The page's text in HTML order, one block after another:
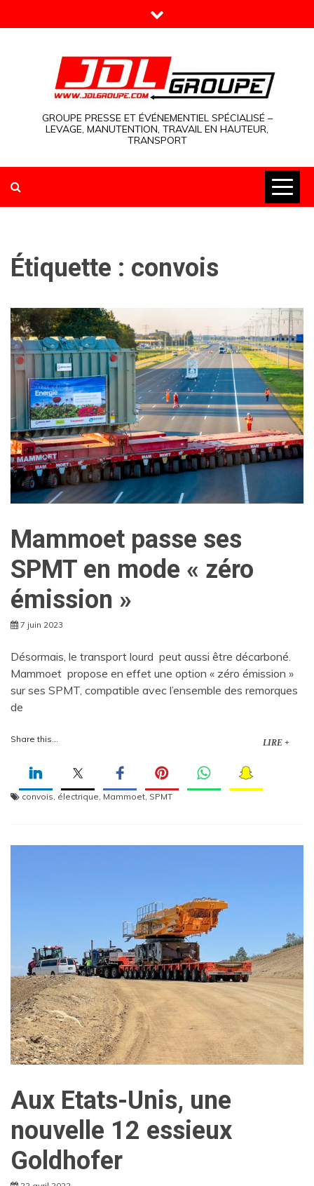
to
GROUPE PRESSE ET ÉVÉNEMENTIEL SPÉCIALISÉ –
LEVAGE, MANUTENTION, TRAVAIL EN HAUTEUR,
TRANSPORT
Étiquette : convois
Mammoet passe ses
SPMT en mode « zéro
émission »
7 juin 2023
Désormais, le transport lourd peut aussi être décarboné.
Mammoet propose en effet une option « zéro émission »
sur ses SPMT, compatible avec l’ensemble des remorques
de
Share this... LIRE +
convois, électrique, Mammoet, SPMT
Aux Etats-Unis, une
nouvelle 12 essieux
Goldhofer